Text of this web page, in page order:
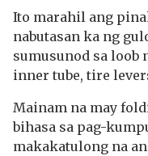
Ito marahil ang
nabutasan ka ng
sumusunod sa loob
inner tube, tire
Mainam na may
bihasa sa pag-
makakatulong na